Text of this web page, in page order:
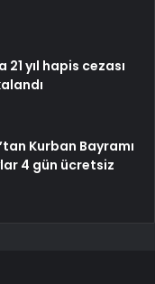
yıl hapis cezası
Kurban Bayramı
4 gün ücretsiz